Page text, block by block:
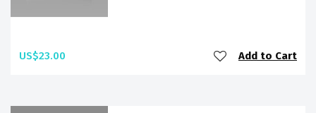
US$23.00 Add to Cart